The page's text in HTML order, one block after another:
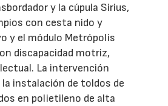
y la cúpula Sirius,
con cesta nido y
y el módulo Metrópolis
discapacidad motriz,
La intervención
instalación de toldos de
en polietileno de alta